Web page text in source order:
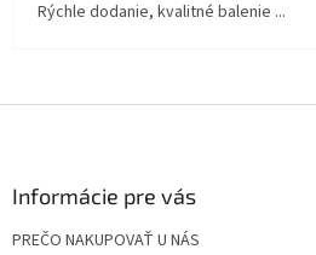
Rýchle dodanie, kvalitné balenie ...
Informácie pre vás
PREČO NAKUPOVAŤ U NÁS